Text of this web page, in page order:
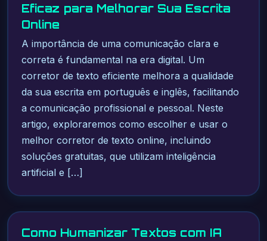
Eficaz para Melhorar Sua Escrita
Online
A importância de uma comunicação clara e
correta é fundamental na era digital. Um
corretor de texto eficiente melhora a qualidade
da sua escrita em português e inglês, facilitando
a comunicação profissional e pessoal. Neste
artigo, exploraremos como escolher e usar o
melhor corretor de texto online, incluindo
soluções gratuitas, que utilizam inteligência
artificial e […]
Como Humanizar Textos com IA